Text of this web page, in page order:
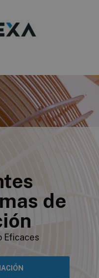
de
Eficaces